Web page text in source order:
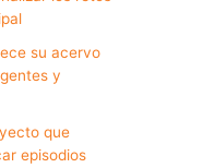
su acervo
y
que
episodios